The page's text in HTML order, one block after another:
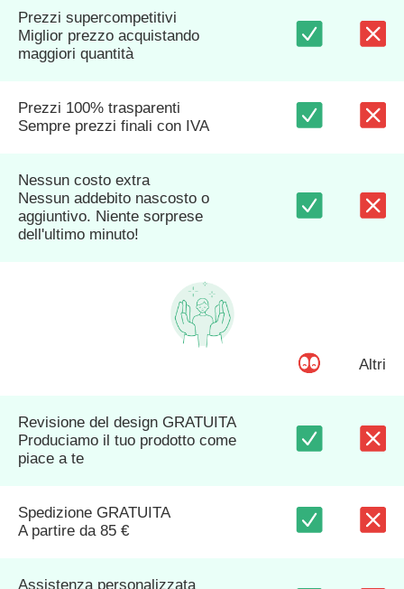
Prezzi supercompetitivi
Miglior prezzo acquistando
maggiori quantità
Prezzi 100% trasparenti
Sempre prezzi finali con IVA
Nessun costo extra
Nessun addebito nascosto o
aggiuntivo. Niente sorprese
dell'ultimo minuto!
Altri
Revisione del design GRATUITA
Produciamo il tuo prodotto come
piace a te
Spedizione GRATUITA
A partire da 85 €
Assistenza personalizzata